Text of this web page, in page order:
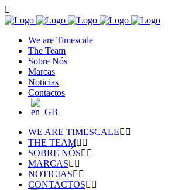
We are Timescale
The Team
Sobre Nós
Marcas
Noticias
Contactos
WE ARE TIMESCALE
THE TEAM
SOBRE NÓS
MARCAS
NOTICIAS
CONTACTOS